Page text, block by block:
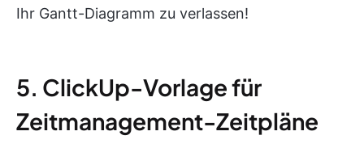
Ihr Gantt-Diagramm zu verlassen!
5. ClickUp-Vorlage für
Zeitmanagement-Zeitpläne